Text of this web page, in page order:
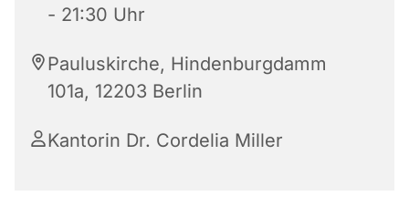
- 21:30 Uhr
Pauluskirche, Hindenburgdamm
101a, 12203 Berlin
Kantorin Dr. Cordelia Miller